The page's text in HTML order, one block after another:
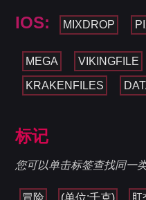
IOS: MIXDROP
MEGA VIKINGFILE
KRAKENFILES
标记
您可以单击标签查找同一
冒险 (单位:千克) 肛